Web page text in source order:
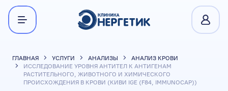
ГЛАВНАЯ УСЛУГИ АНАЛИЗЫ
АНАЛИЗ КРОВИ
ИССЛЕДОВАНИЕ УРОВНЯ АНТИТЕЛ К АНТИГЕНАМ
РАСТИТЕЛЬНОГО, ЖИВОТНОГО И ХИМИЧЕСКОГО
ПРОИСХОЖДЕНИЯ В КРОВИ (КИВИ IGE (F84, IMMUNOCAP))